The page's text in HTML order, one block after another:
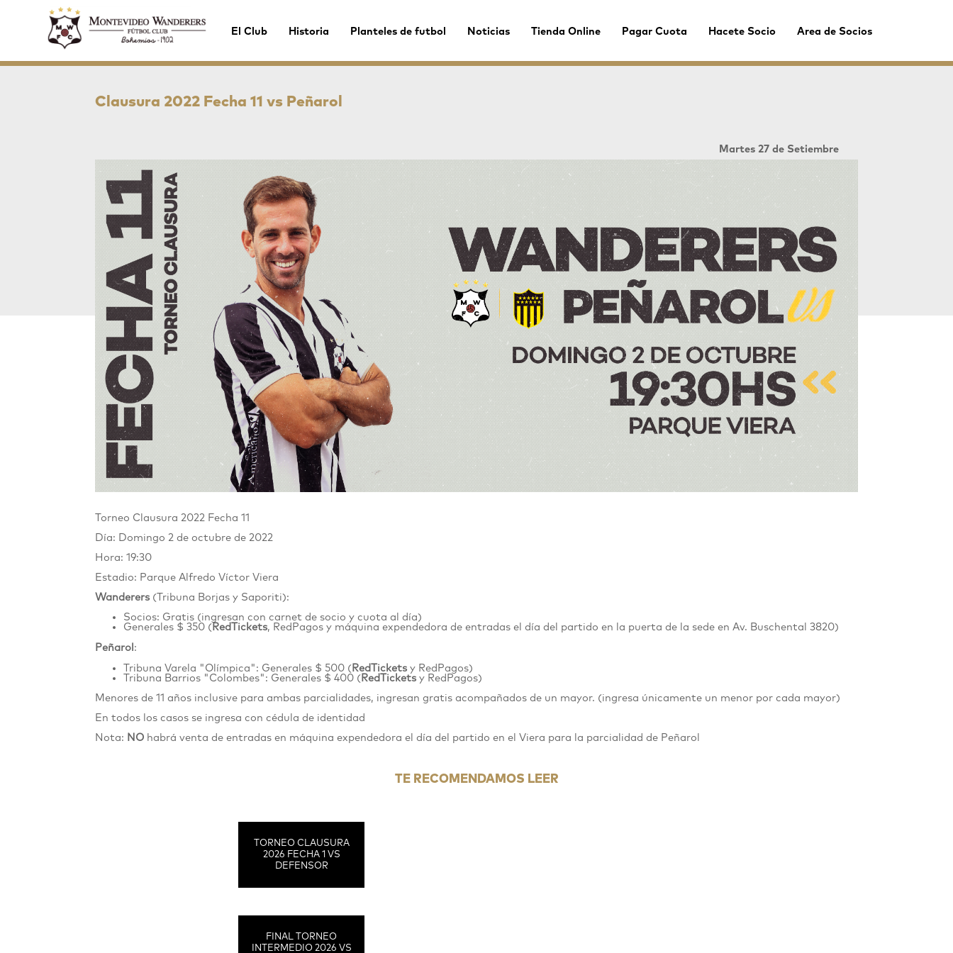
El Club Historia Planteles de futbol Noticias Tienda Online Pagar Cuota Hacete Socio Area de Socios
Clausura 2022 Fecha 11 vs Peñarol
Martes 27 de Setiembre
Torneo Clausura 2022 Fecha 11
Día: Domingo 2 de octubre de 2022
Hora: 19:30
Estadio: Parque Alfredo Víctor Viera
Wanderers (Tribuna Borjas y Saporiti):
Socios: Gratis (ingresan con carnet de socio y cuota al día)
Generales $ 350 ( RedTickets, RedPagos y máquina expendedora de entradas el día del partido en la puerta de la sede enAv. Buschental 3820)
Peñarol :
Tribuna Varela "Olímpica": Generales $ 500 ( RedTickets y RedPagos)
Tribuna Barrios "Colombes": Generales $ 400 ( RedTickets y RedPagos)
Menores de 11 años inclusive para ambas parcialidades, ingresan gratis acompañados de un mayor. (ingresa únicamente un menor por cada mayor)
En todos los casos se ingresa con cédula de identidad
Nota: NO habrá venta de entradas en máquina expendedora el día del partido en el Viera para la parcialidad de Peñarol
TE RECOMENDAMOS LEER
TORNEO CLAUSURA
2026 FECHA 1 VS
DEFENSOR
FINAL TORNEO
INTERMEDIO 2026 VS